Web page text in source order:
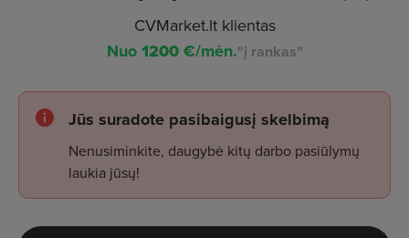
CVMarket.lt klientas
Nuo1200€/mėn."į rankas"
Jūs suradote pasibaigusį skelbimą
Nenusiminkite, daugybė kitų darbo pasiūlymų
laukia jūsų!